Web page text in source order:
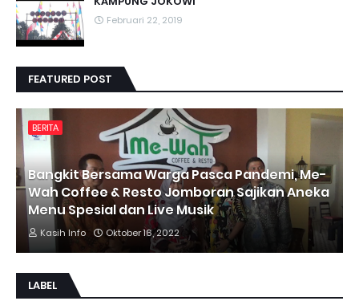
Februari 22, 2019
FEATURED POST
BERITA
Bangkit Bersama Warga Pasca Pandemi, Me-
Wah Coffee & Resto Jomboran Sajikan Aneka
Menu Spesial dan Live Musik
Kasih Info Oktober 16, 2022
LABEL